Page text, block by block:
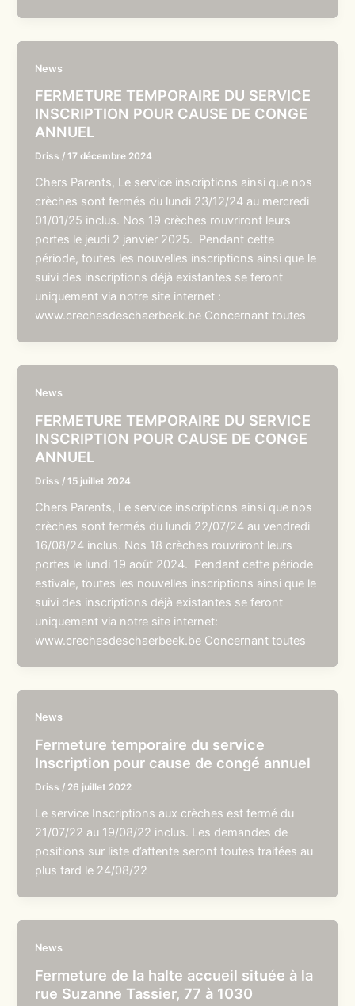
News
FERMETURE TEMPORAIRE DU SERVICE
INSCRIPTION POUR CAUSE DE CONGE
ANNUEL
Driss /17 décembre 2024
Chers Parents, Le service inscriptions ainsi que nos
crèches sont fermés du lundi 23/12/24 au mercredi
01/01/25 inclus. Nos 19 crèches rouvriront leurs
portes le jeudi 2 janvier 2025. Pendant cette
période, toutes les nouvelles inscriptions ainsi que le
suivi des inscriptions déjà existantes se feront
uniquement via notre site internet :
www.crechesdeschaerbeek.be Concernant toutes
News
FERMETURE TEMPORAIRE DU SERVICE
INSCRIPTION POUR CAUSE DE CONGE
ANNUEL
Driss /15 juillet 2024
Chers Parents, Le service inscriptions ainsi que nos
crèches sont fermés du lundi 22/07/24 au vendredi
16/08/24 inclus. Nos 18 crèches rouvriront leurs
portes le lundi 19 août 2024. Pendant cette période
estivale, toutes les nouvelles inscriptions ainsi que le
suivi des inscriptions déjà existantes se feront
uniquement via notre site internet:
www.crechesdeschaerbeek.be Concernant toutes
News
Fermeture temporaire du service
Inscription pour cause de congé annuel
Driss / 26 juillet 2022
Le service Inscriptions aux crèches est fermé du
21/07/22 au 19/08/22 inclus. Les demandes de
positions sur liste d’attente seront toutes traitées au
plus tard le 24/08/22
News
Fermeture de la halte accueil située à la
rue Suzanne Tassier, 77 à 1030